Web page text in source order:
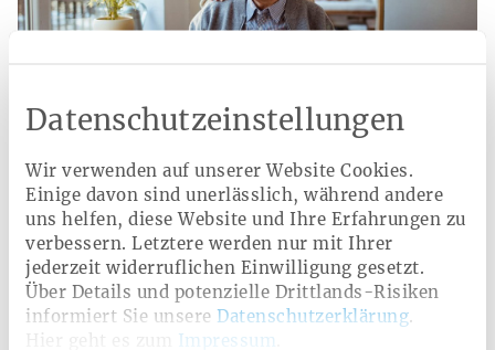
Datenschutzeinstellungen
Wir verwenden auf unserer Website Cookies.
Einige davon sind unerlässlich, während andere
uns helfen, diese Website und Ihre Erfahrungen zu
verbessern. Letztere werden nur mit Ihrer
jederzeit widerruflichen Einwilligung gesetzt.
Über Details und potenzielle Drittlands-Risiken
informiert Sie unsere Datenschutzerklärung.
Impressum
Angehörige
Beratung, soziale Absicherung und finanzielle
Unterstützung für Menschen, die Angehörige
pflegen.